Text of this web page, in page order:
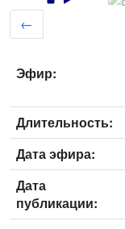
←
Эфир:
Длительность:
Дата эфира:
Дата
публикации: